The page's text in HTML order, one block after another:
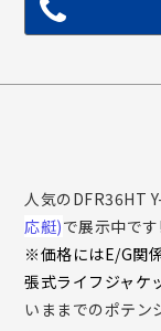
人気のDFR36HT
応艇)で展示中です!
※価格にはE/G関
張式ライフジャケ
いままでのポテン